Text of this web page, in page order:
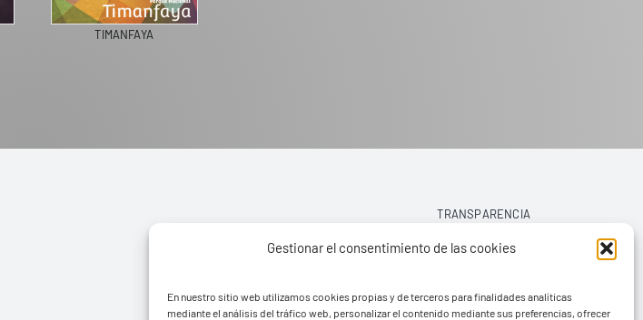
Gestionar el consentimiento de las cookies
En nuestro sitio web utilizamos cookies propias y de terceros para finalidades analíticas
mediante el análisis del tráfico web, personalizar el contenido mediante sus preferencias, ofrecer
TIMANFAYA
TRANSPARENCIA
AVISO LEGAL
POLÍTICA DE PRIVACIDAD